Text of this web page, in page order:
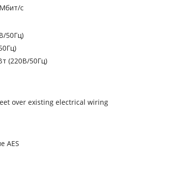
с
50Гц)
(220В/50Гц)
over existing electrical wiring
AES